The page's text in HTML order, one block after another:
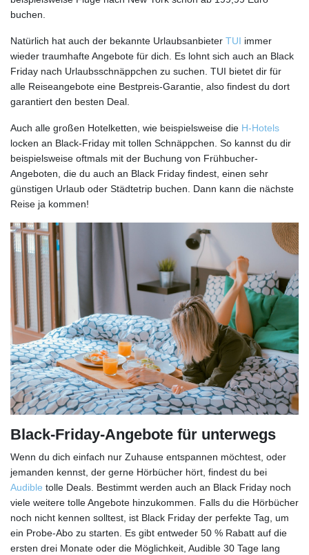
buchen.
Natürlich hat auch der bekannte Urlaubsanbieter TUI immer
wieder traumhafte Angebote für dich. Es lohnt sich auch an Black
Friday nach Urlaubsschnäppchen zu suchen. TUI bietet dir für
alle Reiseangebote eine Bestpreis-Garantie, also findest du dort
garantiert den besten Deal.
Auch alle großen Hotelketten, wie beispielsweise die H-Hotels
locken an Black-Friday mit tollen Schnäppchen. So kannst du dir
beispielsweise oftmals mit der Buchung von Frühbucher-
Angeboten, die du auch an Black Friday findest, einen sehr
günstigen Urlaub oder Städtetrip buchen. Dann kann die nächste
Reise ja kommen!
Black-Friday-Angebote für unterwegs
Wenn du dich einfach nur Zuhause entspannen möchtest, oder
jemanden kennst, der gerne Hörbücher hört, findest du bei
Audible tolle Deals. Bestimmt werden auch an Black Friday noch
viele weitere tolle Angebote hinzukommen. Falls du die Hörbücher
noch nicht kennen solltest, ist Black Friday der perfekte Tag, um
ein Probe-Abo zu starten. Es gibt entweder 50 % Rabatt auf die
ersten drei Monate oder die Möglichkeit, Audible 30 Tage lang